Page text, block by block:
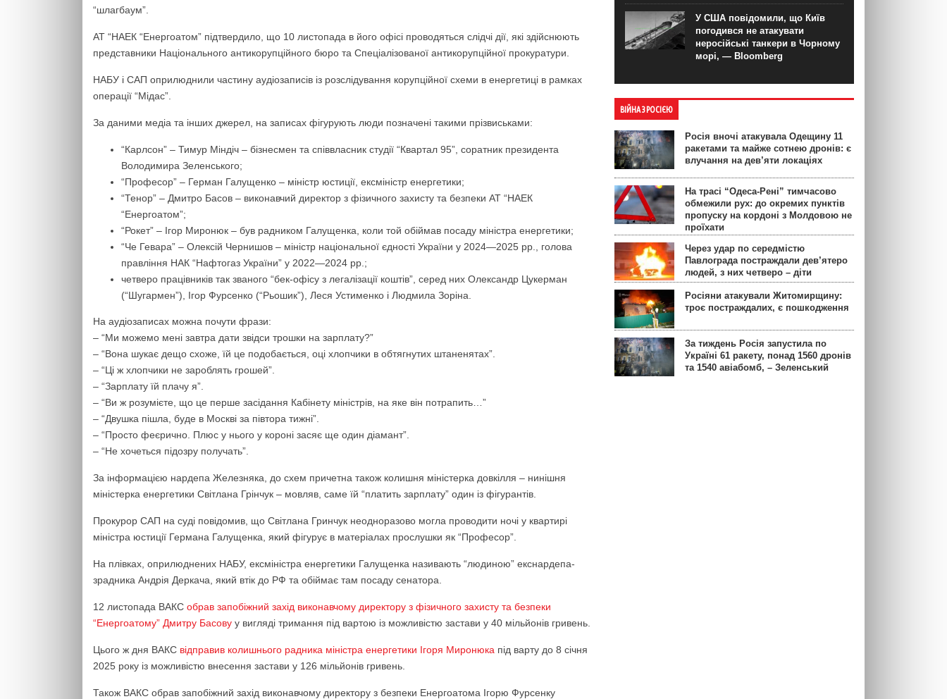
“шлагбаум”.
АТ “НАЕК “Енергоатом” підтвердило, що 10 листопада в його офісі проводяться слідчі дії, які здійснюють
представники Національного антикорупційного бюро та Спеціалізованої антикорупційної прокуратури.
НАБУ і САП оприлюднили частину аудіозаписів із розслідування корупційної схеми в енергетиці в рамках
операції “Мідас”.
За даними медіа та інших джерел, на записах фігурують люди позначені такими прізвиськами:
“Карлсон” – Тимур Міндіч – бізнесмен та співвласник студії “Квартал 95”, соратник президента
Володимира Зеленського;
“Професор” – Герман Галущенко – міністр юстиції, ексміністр енергетики;
“Тенор” – Дмитро Басов – виконавчий директор з фізичного захисту та безпеки АТ “НАЕК
“Енергоатом”;
“Рокет” – Ігор Миронюк – був радником Галущенка, коли той обіймав посаду міністра енергетики;
“Че Гевара” – Олексій Чернишов – міністр національної єдності України у 2024—2025 рр., голова
правління НАК “Нафтогаз України” у 2022—2024 рр.;
четверо працівників так званого “бек-офісу з легалізації коштів”, серед них Олександр Цукерман
(“Шугармен”), Ігор Фурсенко (“Рьошик”), Леся Устименко і Людмила Зоріна.
На аудіозаписах можна почути фрази:
– “Ми можемо мені завтра дати звідси трошки на зарплату?”
– “Вона шукає дещо схоже, їй це подобається, оці хлопчики в обтягнутих штаненятах”.
– “Ці ж хлопчики не зароблять грошей”.
– “Зарплату їй плачу я”.
– “Ви ж розумієте, що це перше засідання Кабінету міністрів, на яке він потрапить…”
– “Двушка пішла, буде в Москві за півтора тижні”.
– “Просто феєрично. Плюс у нього у короні засяє ще один діамант”.
– “Не хочеться підозру получать”.
За інформацією нардепа Железняка, до схем причетна також колишня міністерка довкілля – нинішня
міністерка енергетики Світлана Грінчук – мовляв, саме їй “платить зарплату” один із фігурантів.
Прокурор САП на суді повідомив, що Світлана Гринчук неодноразово могла проводити ночі у квартирі
міністра юстиції Германа Галущенка, який фігурує в матеріалах прослушки як “Професор”.
На плівках, оприлюднених НАБУ, ексміністра енергетики Галущенка називають “людиною” екснардепа-
зрадника Андрія Деркача, який втік до РФ та обіймає там посаду сенатора.
12 листопада ВАКС обрав запобіжний захід виконавчому директору з фізичного захисту та безпеки
“Енергоатому” Дмитру Басову у вигляді тримання під вартою із можливістю застави у 40 мільйонів гривень.
Цього ж дня ВАКС відправив колишнього радника міністра енергетики Ігоря Миронюка під варту до 8 січня
2025 року із можливістю внесення застави у 126 мільйонів гривень.
Також ВАКС обрав запобіжний захід виконавчому директору з безпеки Енергоатома Ігорю Фурсенку
У США повідомили, що Київ
погодився не атакувати
неросійські танкери в Чорному
морі, — Bloomberg
ВІЙНА З РОСІЄЮ
Росія вночі атакувала Одещину 11
ракетами та майже сотнею дронів: є
влучання на дев’яти локаціях
На трасі “Одеса-Рені” тимчасово
обмежили рух: до окремих пунктів
пропуску на кордоні з Молдовою не
проїхати
Через удар по середмістю
Павлограда постраждали дев’ятеро
людей, з них четверо – діти
Росіяни атакували Житомирщину:
троє постраждалих, є пошкодження
За тиждень Росія запустила по
Україні 61 ракету, понад 1560 дронів
та 1540 авіабомб, – Зеленський